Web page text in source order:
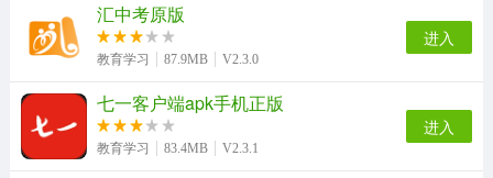
汇中考原版
教育学习 87.9MB V2.3.0
进入
七一客户端apk手机正版
教育学习 83.4MB V2.3.1
进入